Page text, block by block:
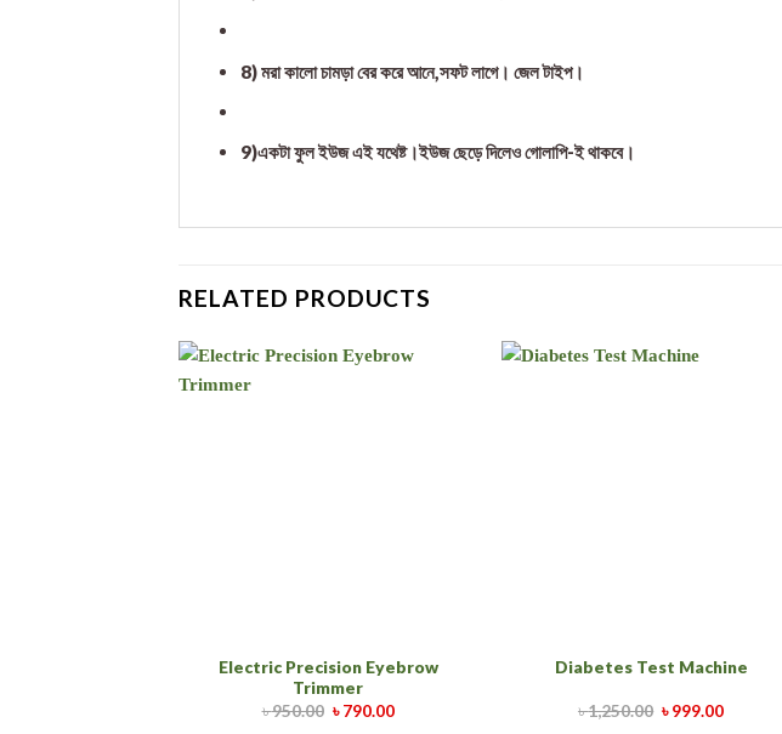
8) মরা কালো চামড়া বের করে আনে,সফট লাগে। জেল টাইপ।
9)একটা ফুল ইউজ এই যথেষ্ট।ইউজ ছেড়ে দিলেও গোলাপি-ই থাকবে।
RELATED PRODUCTS
Electric Precision Eyebrow
Trimmer
৳950.00 ৳790.00
Diabetes Test Machine
৳1,250.00 ৳999.00